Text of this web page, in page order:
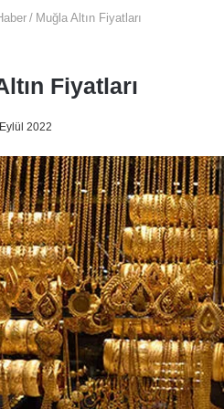
/ Muğla Altın Fiyatları
Fiyatları
2022